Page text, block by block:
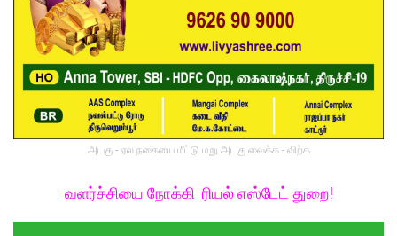
அடகு - ஏல நகையை மீட்டு மறு அடகு வைக்க - விற்க
வளர்ச்சியை நோக்கி ரியல் எஸ்டேட் துறை!